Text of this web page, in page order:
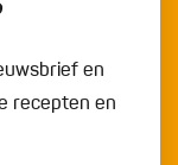
en
recepten en